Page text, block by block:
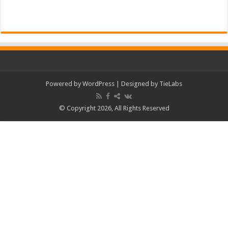
Powered by WordPress | Designed by TieLabs
© Copyright 2026, All Rights Reserved